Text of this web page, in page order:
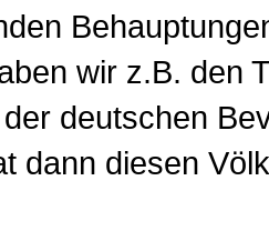
wir z.B. den
deutschen
dann diesen